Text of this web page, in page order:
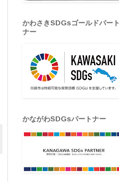
かわさきSDGsゴールドパート
ナー
かながわSDGsパートナー